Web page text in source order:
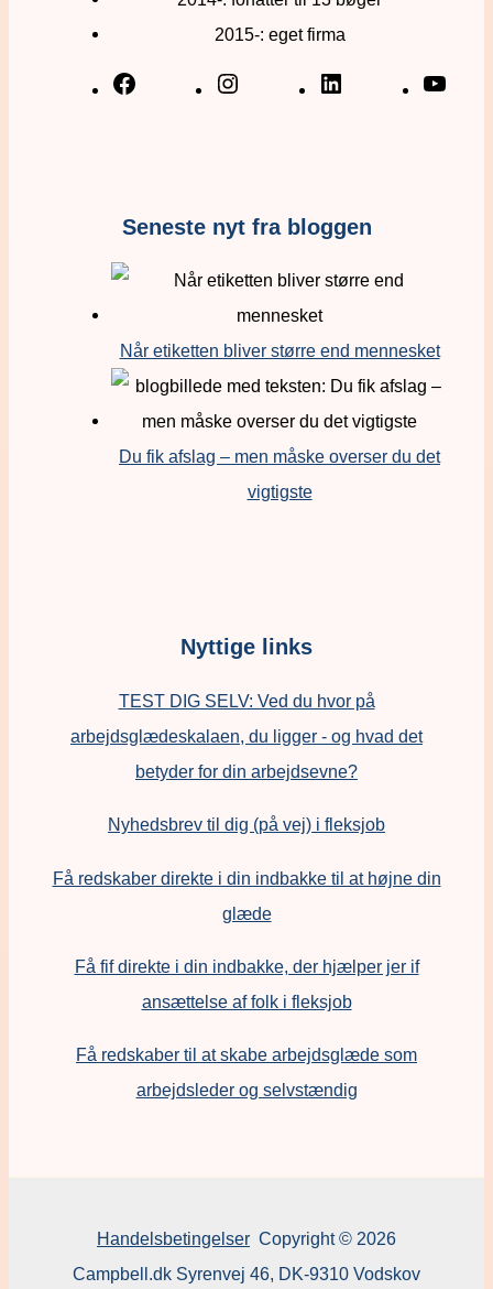
2015-: eget firma
Seneste nyt fra bloggen
Når etiketten bliver større end mennesket
Du fik afslag – men måske overser du det
vigtigste
Nyttige links
TEST DIG SELV: Ved du hvor på
arbejdsglædeskalaen, du ligger - og hvad det
betyder for din arbejdsevne?
Nyhedsbrev til dig (på vej) i fleksjob
Få redskaber direkte i din indbakke til at højne din
glæde
Få fif direkte i din indbakke, der hjælper jer if
ansættelse af folk i fleksjob
Få redskaber til at skabe arbejdsglæde som
arbejdsleder og selvstændig
Handelsbetingelser Copyright © 2026
Campbell.dk Syrenvej 46, DK-9310 Vodskov